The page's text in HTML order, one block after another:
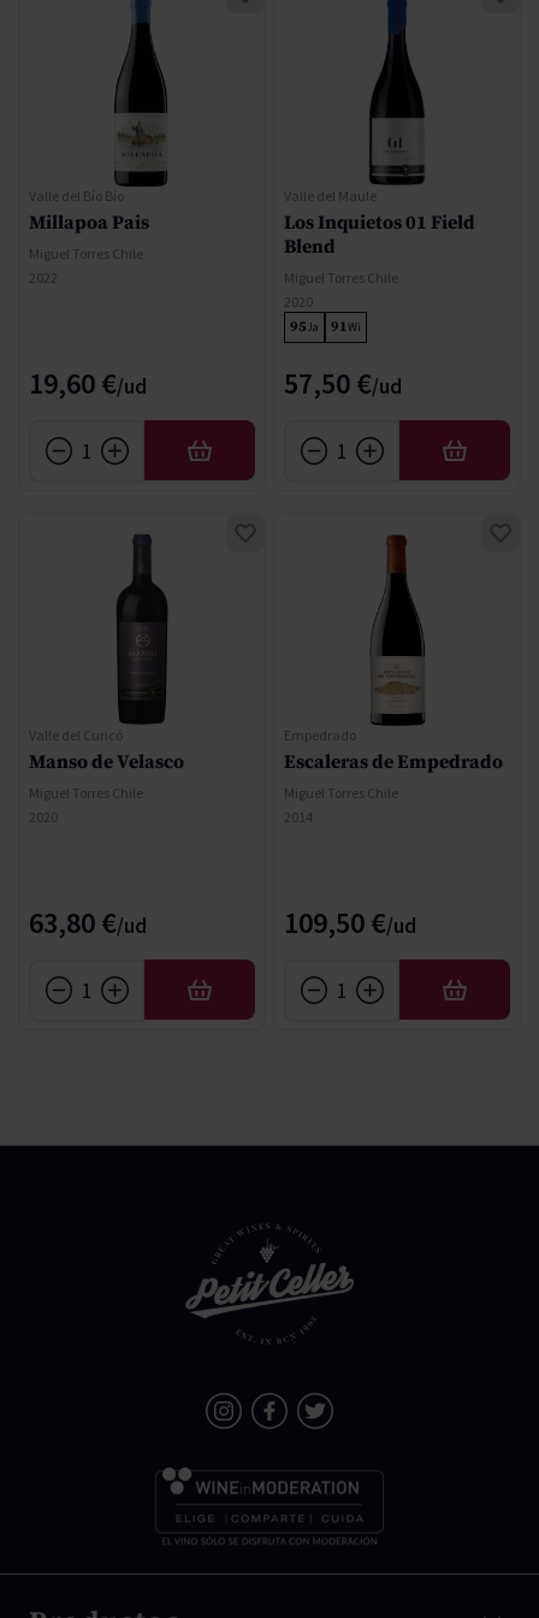
Valle del Bío Bío
Millapoa Pais
Miguel Torres Chile
2022
19,60 €
AÑADIR
Valle del Maule
Los Inquietos 01 Field
Blend
Miguel Torres Chile
2020
95Ja 91Wi
57,50 €
AÑADIR
Valle del Curicó
Manso de Velasco
Miguel Torres Chile
2020
63,80 €
AÑADIR
Empedrado
Escaleras de Empedrado
Miguel Torres Chile
2014
109,50 €
AÑADIR